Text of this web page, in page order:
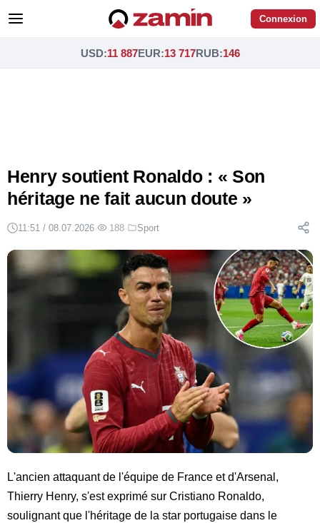
Connexion
USD:11 887EUR:13 717RUB:146
Henry soutient Ronaldo : « Son
héritage ne fait aucun doute »
11:51 / 08.07.2026· 188· Sport
L'ancien attaquant de l'équipe de France et d'Arsenal,
Thierry Henry, s'est exprimé sur Cristiano Ronaldo,
soulignant que l'héritage de la star portugaise dans le